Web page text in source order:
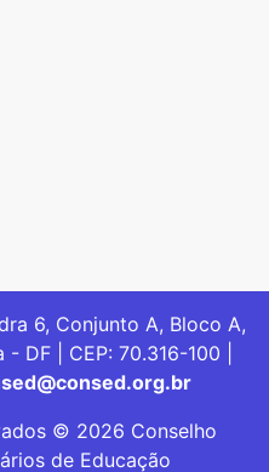
6, Conjunto A, Bloco A,
DF | CEP: 70.316-100 |
© 2026 Conselho
de Educação